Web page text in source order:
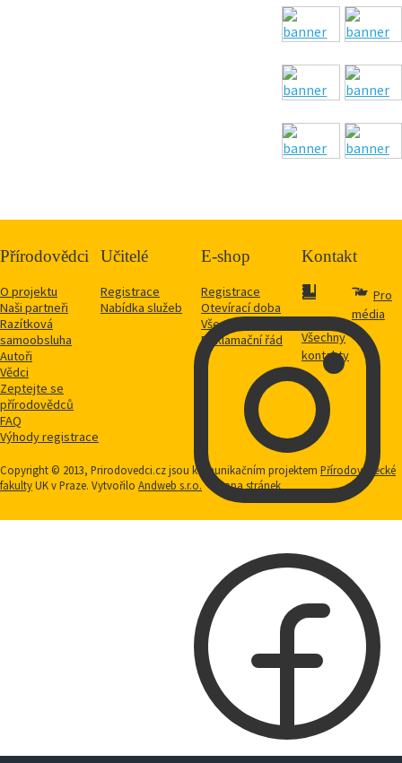
Přírodovědci
O projektu
Naši partneři
Razítková
samoobsluha
Autoři
Vědci
Zeptejte se
přírodovědců
FAQ
Výhody registrace
Učitelé
Registrace
Nabídka služeb
E-shop
Registrace
Otevírací doba
Vše o nákupu
Reklamační řád
Kontakt
Všechny
kontakty
Pro
média
Copyright © 2013, Prirodovedci.cz jsou komunikačním projektem Přírodovědecké
fakultyUK v Praze. Vytvořilo Andweb s.r.o. Mapa stránek